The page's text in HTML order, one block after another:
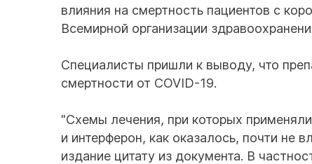
влияния на смертность пациентов с
Всемирной организации
Cпециалисты пришли к выводу, что
смертности от COVID-19.
"Схемы лечения, при которых
и интерферон, как оказалось, почти не
издание цитату из документа. В